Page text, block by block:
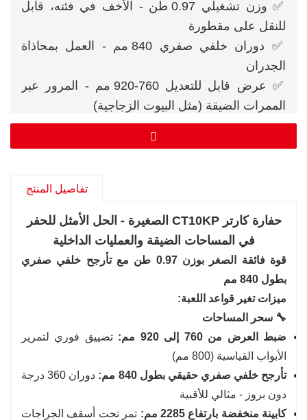
✅ وزن تشغيلي 0.97 طن - الأخف في فئته، قابل
للنقل على مقطورة
✅ دوران خلفي صفري 840 مم - العمل بمحاذاة
الجدران
✅ عرض قابل للتعديل 760-920 مم - المرور عبر
الممرات الضيقة (مثل البيوت الزجاجية)
✅ ضغط أرضي 29 كيلو باسكال - لطيف على المروج
والأرضيات النهائية
تفاصيل المنتج
حفارة كارتر CT10KP الصغيرة - الحل الأمثل للحفر
في المساحات الضيقة والعمليات الداخلية
قوة فائقة الصغر بوزن 0.97 طن مع تأرجح خلفي صفري
بطول 840 مم
ميزات تغير قواعد اللعبة:
🔧 سحر المساحات
ضبط العرض من 760 إلى 920 مم:
تضييق فوري لتمرير
الأبواب القياسية (800 مم)
تأرجح خلفي صفري حقيقي بطول 840 مم:
دوران 360 درجة
دون بروز - مثالي للأقبية
كابينة منخفضة بارتفاع 2285 مم:
تمر تحت أسقف الجراجات